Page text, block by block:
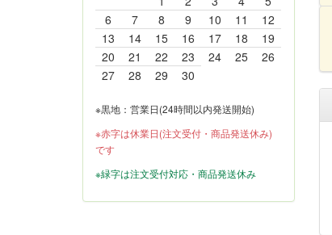
6
7 8 9 10 11
12
13
14 15 16 17 18
19
20
21 22 23 24 25
26
27
28 29 30
※黒地：営業日(24時間以内発送開始)
※赤字は休業日(注文受付・商品発送休み)
です
※緑字は注文受付対応・商品発送休み